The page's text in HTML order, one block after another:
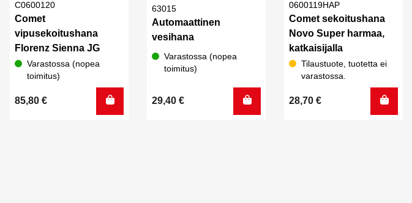
C0600120
Comet
vipusekoitushana
Florenz Sienna JG
Varastossa (nopea
toimitus)
85,80 €
63015
Automaattinen
vesihana
Varastossa (nopea
toimitus)
29,40 €
0600119HAP
Comet sekoitushana
Novo Super harmaa,
katkaisijalla
Tilaustuote, tuotetta ei
varastossa.
28,70 €